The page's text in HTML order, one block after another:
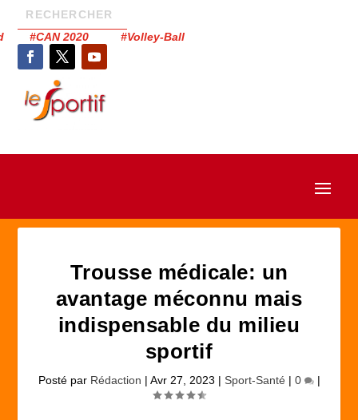
#CAN 2020 #Volley-Ball
Trousse médicale: un
avantage méconnu mais
indispensable du milieu
sportif
Posté par Rédaction | Avr 27, 2023 | Sport-Santé | 0 |